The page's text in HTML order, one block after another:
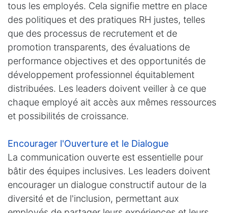
tous les employés. Cela signifie mettre en place
des politiques et des pratiques RH justes, telles
que des processus de recrutement et de
promotion transparents, des évaluations de
performance objectives et des opportunités de
développement professionnel équitablement
distribuées. Les leaders doivent veiller à ce que
chaque employé ait accès aux mêmes ressources
et possibilités de croissance.
Encourager l'Ouverture et le Dialogue
La communication ouverte est essentielle pour
bâtir des équipes inclusives. Les leaders doivent
encourager un dialogue constructif autour de la
diversité et de l'inclusion, permettant aux